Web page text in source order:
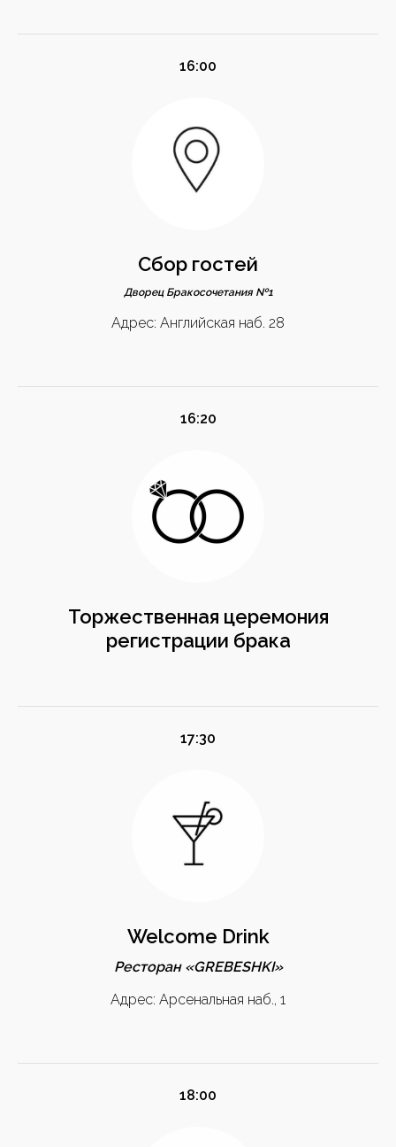
16:00
Сбор гостей
Дворец Бракосочетания №1
Адрес: Английская наб. 28
16:20
Торжественная церемония
регистрации брака
17:30
Welcome Drink
Ресторан «GREBESHKI»
Адрес: Арсенальная наб., 1
18:00